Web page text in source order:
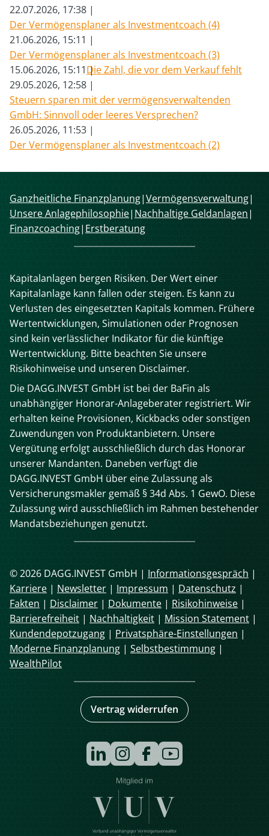
22.07.2026, 17:38
Der Vermögensplaner als Investmentcoach (4)
21.06.2026, 15:11
Der Vermögensplaner als Investmentcoach (3)
15.06.2026, 15:11Die Zahl, die vor dem Verkauf fehlt
29.05.2026, 12:58
Steuern sparen mit der vermögensverwaltenden
GmbH: Sinnvoll oder leeres Versprechen?
26.05.2026, 11:53
Der Vermögensplaner als Investmentcoach (2)
Navigation
überspringen
Ganzheitliche Finanzplanung Vermögensverwaltung
Unsere Anlagephilosophie Nachhaltige Geldanlagen
Finanzcoaching Erstberatung
Kapitalanlagen bergen Risiken. Der Wert einer
Kapitalanlage kann fallen oder steigen. Es kann zu
Verlusten des eingesetzten Kapitals kommen. Frühere
Wertentwicklungen, Simulationen oder Prognosen
sind kein verlässlicher Indikator für die künftige
Wertentwicklung. Bitte beachten Sie unsere
Risikohinweise und unseren Disclaimer.
Die DAGG.INVEST GmbH ist bei der BaFin als
unabhängiger Honorar-Anlageberater registriert. Wir
erhalten keine Provisionen, Kickbacks oder sonstigen
Zuwendungen von Produktanbietern. Unsere
Vergütung erfolgt ausschließlich durch das Honorar
unserer Mandanten. Daneben verfügt die
DAGG.INVEST GmbH über eine Zulassung als
Versicherungsmakler gemäß § 34d Abs. 1 GewO. Diese
Zulassung wird ausschließlich im Rahmen bestehender
Mandatsbeziehungen genutzt.
© 2026 DAGG.INVEST GmbH | Informationsgespräch |
Karriere | Newsletter | Impressum | Datenschutz |
Fakten | Disclaimer | Dokumente | Risikohinweise |
Barrierefreiheit | Nachhaltigkeit | Mission Statement |
Kundendepotzugang | Privatsphäre-Einstellungen |
Moderne Finanzplanung | Selbstbestimmung |
WealthPilot
Vertrag widerrufen
Navigation
überspringen